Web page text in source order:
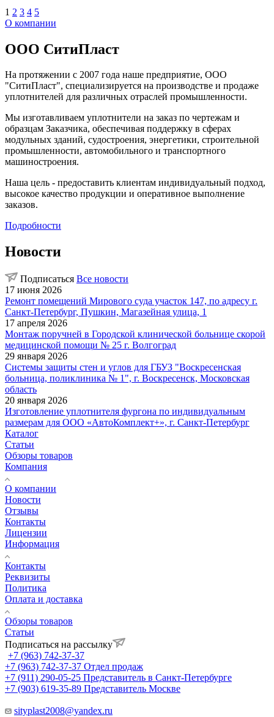
1 2 3 4 5
О компании
ООО СитиПласт
На протяжении с 2007 года наше предприятие, ООО
"СитиПласт", специализируется на производстве и продаже
уплотнителей для различных отраслей промышленности.
Мы изготавливаем уплотнители на заказ по чертежам и
образцам Заказчика, обеспечивая поддержку в сферах
модульных зданий, судостроения, энергетики, строительной
промышленности, автомобильного и транспортного
машиностроения.
Наша цель - предоставить клиентам индивидуальный подход,
высокое качество продукции и оперативное выполнение
заказов.
Подробности
Новости
Подписаться Все новости
17 июня 2026
Ремонт помещений Мирового суда участок 147, по адресу г.
Санкт-Петербург, Пушкин, Магазейная улица, 1
17 апреля 2026
Монтаж поручней в Городской клинической больнице скорой
медицинской помощи № 25 г. Волгоград
29 января 2026
Системы защиты стен и углов для ГБУЗ "Воскресенская
больница, поликлиника № 1", г. Воскресенск, Московская
область
20 января 2026
Изготовление уплотнителя фургона по индивидуальным
размерам для ООО «АвтоКомплект+», г. Санкт-Петербург
Каталог
Статьи
Обзоры товаров
Компания
О компании
Новости
Отзывы
Контакты
Лицензии
Информация
Контакты
Реквизиты
Политика
Оплата и доставка
Обзоры товаров
Статьи
Подписаться на рассылку
+7 (963) 742-37-37
+7 (963) 742-37-37 Отдел продаж
+7 (911) 290-05-25 Представитель в Санкт-Петербурге
+7 (903) 619-35-89 Представитель Москве
sityplast2008@yandex.ru